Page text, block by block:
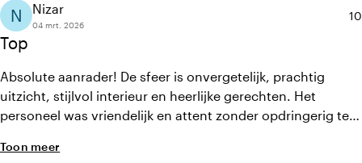
Top
N Nizar
04 mrt. 2026
10
Absolute aanrader! De sfeer is onvergetelijk, prachtig
uitzicht, stijlvol interieur en heerlijke gerechten. Het
personeel was vriendelijk en attent zonder opdringerig te
gelegenheid. Kom zeker terug!
Toon meer